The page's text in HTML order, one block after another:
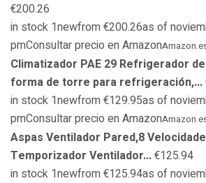
€200.26
in stock 1newfrom €200.26as of
pmConsultar precio en Amazon
Climatizador PAE 29 Refrigerador
forma de torre para refrigeración,...
in stock 1newfrom €129.95as of
pmConsultar precio en Amazon
Aspas Ventilador Pared,8
Temporizador Ventilador...€125.94
in stock 1newfrom €125.94as of